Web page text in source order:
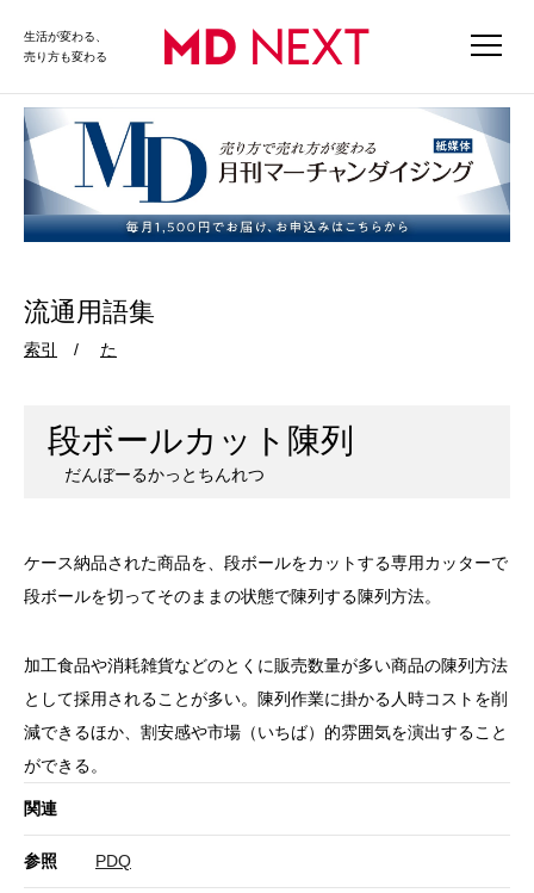
生活が変わる、
売り方も変わる
流通用語集
索引 た
段ボールカット陳列
だんぼーるかっとちんれつ
ケース納品された商品を、段ボールをカットする専用カッターで
段ボールを切ってそのままの状態で陳列する陳列方法。
加工食品や消耗雑貨などのとくに販売数量が多い商品の陳列方法
として採用されることが多い。陳列作業に掛かる人時コストを削
減できるほか、割安感や市場（いちば）的雰囲気を演出すること
ができる。
関連
参照 PDQ